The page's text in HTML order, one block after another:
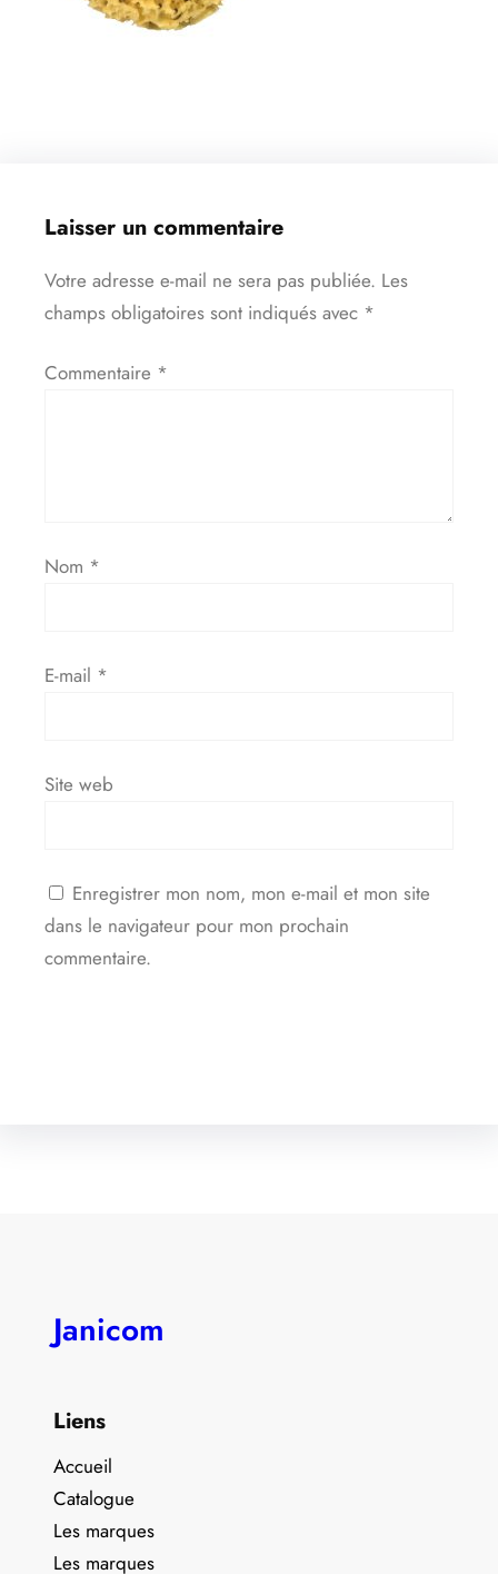
Laisser un commentaire
Votre adresse e-mail ne sera pas publiée. Les
champs obligatoires sont indiqués avec *
Commentaire *
Nom *
E-mail *
Site web
Enregistrer mon nom, mon e-mail et mon site
dans le navigateur pour mon prochain
commentaire.
Janicom
Liens
Accueil
Catalogue
Les marques
Les marques